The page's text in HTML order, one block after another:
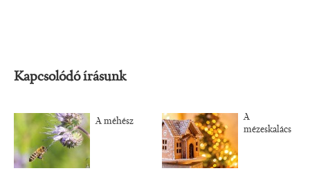
Kapcsolódó írásunk
A méhész
A
mézeskalács